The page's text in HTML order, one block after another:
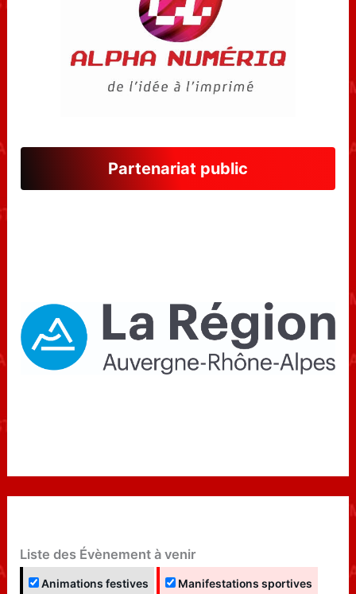
Partenariat public
Liste des Évènement à venir
Animations festives Manifestations sportives